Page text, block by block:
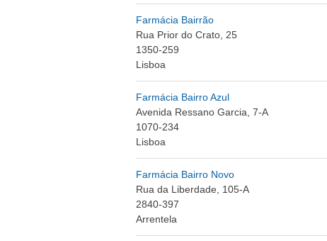
Farmácia Bairrão
Rua Prior do Crato, 25
1350-259
Lisboa
Farmácia Bairro Azul
Avenida Ressano Garcia, 7-A
1070-234
Lisboa
Farmácia Bairro Novo
Rua da Liberdade, 105-A
2840-397
Arrentela